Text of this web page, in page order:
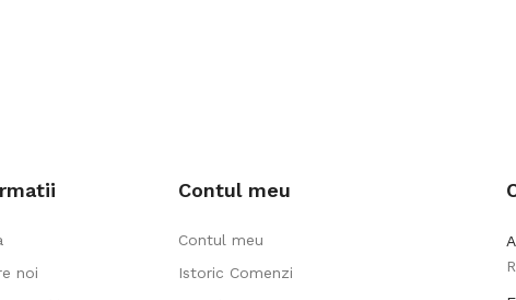
noi
Contul meu
Contul meu
Istoric Comenzi